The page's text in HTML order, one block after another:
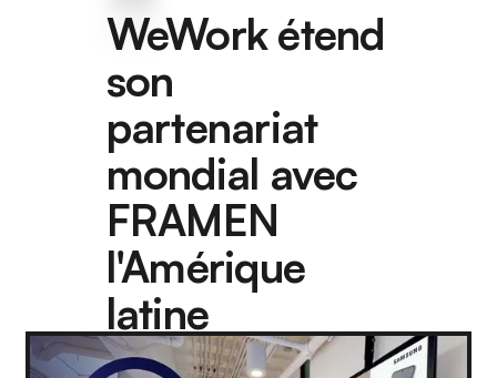
WeWork étend
son
partenariat
mondial avec
FRAMEN
l'Amérique
latine